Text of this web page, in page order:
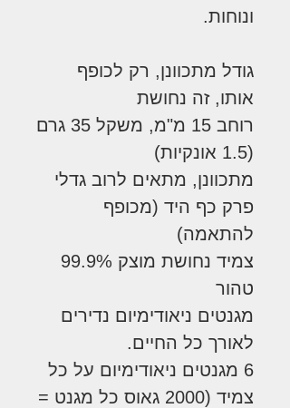
ונוחות.
גודל מתכוונן, רק לכופף
אותו, זה נחושת
רוחב 15 מ"מ, משקל 35 גרם
(1.5 אונקיות)
מתכוונן, מתאים לרוב גדלי
פרק כף היד (מכופף
להתאמה)
צמיד נחושת מוצק 99.9%
טהור
מגנטים ניאודימיום נדירים
לאורך כל החיים.
6 מגנטים ניאודימיום על כל
צמיד (2000 גאוס כל מגנט =